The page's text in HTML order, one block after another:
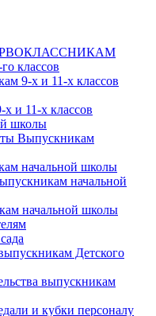
классов
9-х и 11-х классов
и 11-х классов
школы
Выпускникам
начальной школы
начальной
начальной школы
Детского
выпускникам
и кубки персоналу